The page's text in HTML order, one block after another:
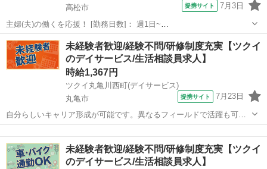
高松市
提携サイト 7月3日
主婦(夫)の働くを応援！ [勤務日数]： 週1日~
10:00~16:00/09:00~15:00/08:00~12:00/09:00~17:00/10:00~18:00 月/
火/水/木/金/土/日 などから選べます [...
香川 高松市 ケアマネージャー
未経験者歓迎/経験不問/研修制度充実【ツクイ
のデイサービス/生活相談員求人】
時給1,367円
ツクイ丸亀川西町(デイサービス)
丸亀市
提携サイト 7月23日
自分らしいキャリア形成が可能です。異なるフィールドで活躍も可！
資格取得支援も整っています。 ★☆ 働きやすいメリット多数 ★☆ ＼
＼サービス・職種の魅力／／ 生活相談員はサービスの質の向上におけ
る重要なキーパーソンとなる...未経験者歓迎/経験不問/研修制度充実【ツクイ
のデイサービス/生活相談員求人】